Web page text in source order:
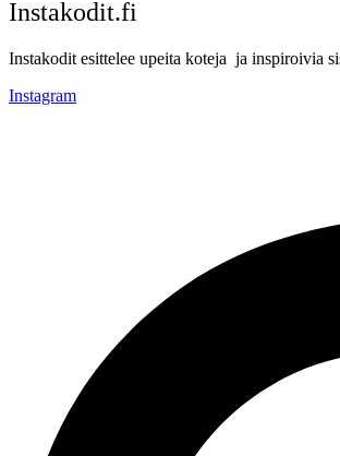
Instakodit.fi
Instakodit esittelee upeita koteja ja inspiroivia
Instagram